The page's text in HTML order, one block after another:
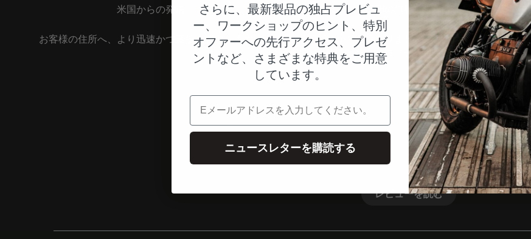
米国からの発送
お客様の住所へ、より迅速かつ直接お届けします。
14日間の無料トライアル
ご不満ですか？問題ありません！ご満足いただけない場
合は、ご注文を返品することができます。
お客様の評価
レビューを読む
さらに、最新製品の独占プレビュ
ー、ワークショップのヒント、特別
オファーへの先行アクセス、プレゼ
ントなど、さまざまな特典をご用意
しています。
電子メール
ニュースレターを購読する